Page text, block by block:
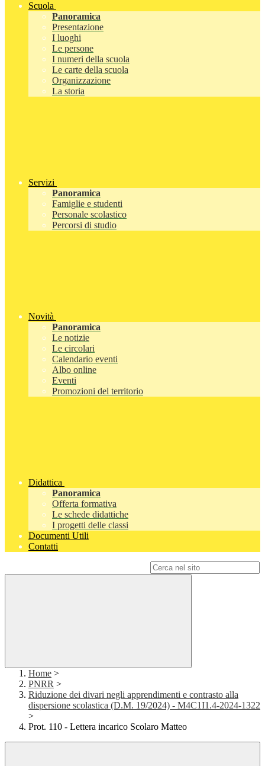
Scuola
Panoramica
Presentazione
I luoghi
Le persone
I numeri della scuola
Le carte della scuola
Organizzazione
La storia
Servizi
Panoramica
Famiglie e studenti
Personale scolastico
Percorsi di studio
Novità
Panoramica
Le notizie
Le circolari
Calendario eventi
Albo online
Eventi
Promozioni del territorio
Didattica
Panoramica
Offerta formativa
Le schede didattiche
I progetti delle classi
Documenti Utili
Contatti
Home >
PNRR >
Riduzione dei divari negli apprendimenti e contrasto alla
dispersione scolastica (D.M. 19/2024) - M4C1I1.4-2024-1322
>
Prot. 110 - Lettera incarico Scolaro Matteo